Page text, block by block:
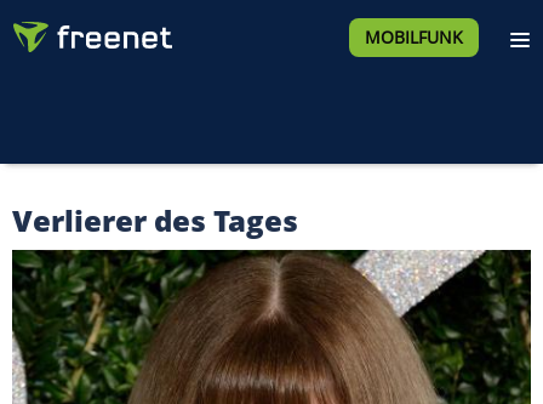
MOBILFUNK
Verlierer des Tages